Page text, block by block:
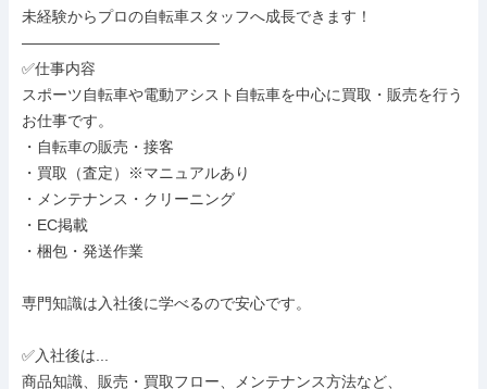
未経験からプロの自転車スタッフへ成長できます！
―――――――――――――
✅仕事内容
スポーツ自転車や電動アシスト自転車を中心に買取・販売を行う
お仕事です。
・自転車の販売・接客
・買取（査定）※マニュアルあり
・メンテナンス・クリーニング
・EC掲載
・梱包・発送作業
専門知識は入社後に学べるので安心です。
✅入社後は...
商品知識、販売・買取フロー、メンテナンス方法など、